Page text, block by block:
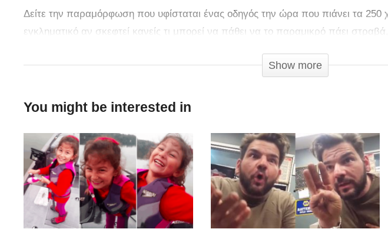
Δείτε την παραμόρφωση που υφίσταται ένας οδηγός την ώρα που πιάνει τα
εγκληματικό αν σκεφτεί κανείς τι μπορεί να πάθει να το παραμικρό πάει
Show more
You might be interested in